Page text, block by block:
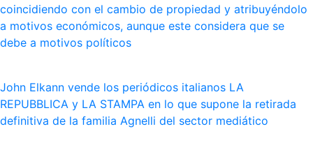
coincidiendo con el cambio de propiedad y atribuyéndolo
a motivos económicos, aunque este considera que se
debe a motivos políticos
John Elkann vende los periódicos italianos LA
REPUBBLICA y LA STAMPA en lo que supone la retirada
definitiva de la familia Agnelli del sector mediático